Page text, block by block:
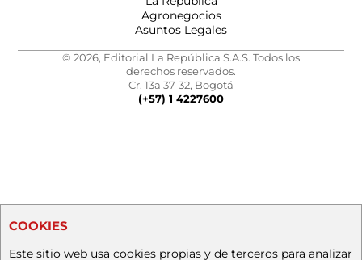
Agronegocios
Asuntos Legales
© 2026, Editorial La República S.A.S. Todos los
derechos reservados.
Cr. 13a 37-32, Bogotá
(+57) 1 4227600
COOKIES
Este sitio web usa cookies propias y de terceros para analizar